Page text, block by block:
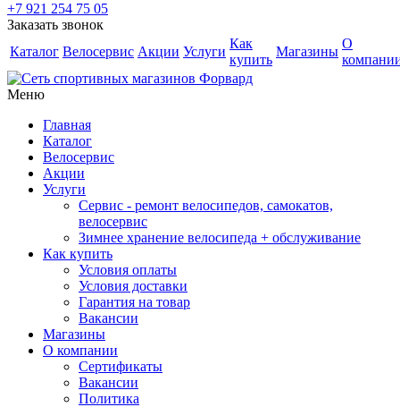
+7 921 254 75 05
Заказать звонок
Каталог Велосервис Акции Услуги
Как
купить
Магазины
О
Меню
Главная
Каталог
Велосервис
Акции
Услуги
Сервис - ремонт велосипедов, самокатов,
велосервис
Зимнее хранение велосипеда + обслуживание
Как купить
Условия оплаты
Условия доставки
Гарантия на товар
Вакансии
Магазины
О компании
Сертификаты
Вакансии
Политика